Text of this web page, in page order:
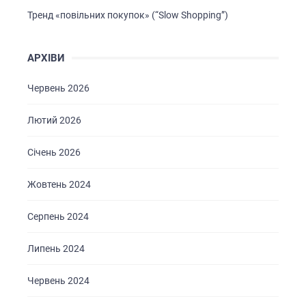
Тренд «повільних покупок» (“Slow Shopping”)
АРХІВИ
Червень 2026
Лютий 2026
Січень 2026
Жовтень 2024
Серпень 2024
Липень 2024
Червень 2024ПОСЛУГИ